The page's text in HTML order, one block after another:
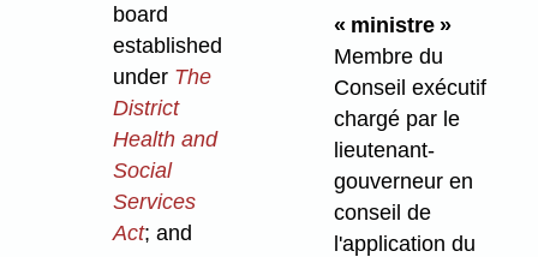
board
established
under The
District
Health and
Social
Services
Act; and
« ministre »
Membre du
Conseil exécutif
chargé par le
lieutenant-
gouverneur en
conseil de
l'application du